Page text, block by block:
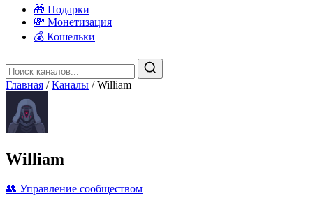
🎁 Подарки
💸 Монетизация
💰 Кошельки
Главная / Каналы / William
William
👥 Управление сообществом